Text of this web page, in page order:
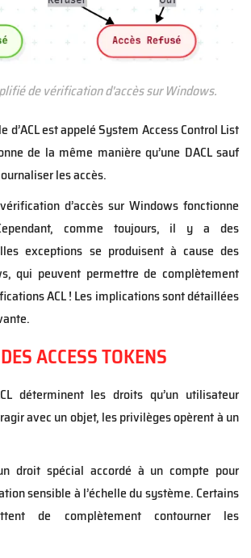
de vérification d'accès sur Windows.
d’ACL est appelé System Access Control List
de la même manière qu’une DACL sauf
les accès.
d’accès sur Windows fonctionne
comme toujours, il y a des
exceptions se produisent à cause des
qui peuvent permettre de complètement
ACL ! Les implications sont détaillées
ACCESS TOKENS
déterminent les droits qu’un utilisateur
avec un objet, les privilèges opèrent à un
droit spécial accordé à un compte pour
sensible à l’échelle du système. Certains
de complètement contourner les